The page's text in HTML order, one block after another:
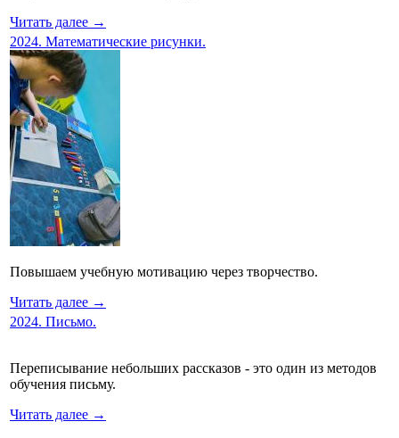
Читать далее →
2024. Математические рисунки.
Повышаем учебную мотивацию через творчество.
Читать далее →
2024. Письмо.
Переписывание небольших рассказов - это один из методов
обучения письму.
Читать далее →